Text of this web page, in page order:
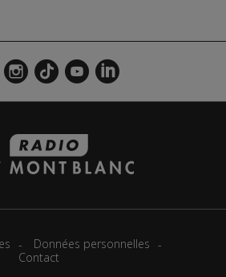
Données personnelles
Contact